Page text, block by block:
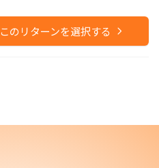
このリターンを選択する